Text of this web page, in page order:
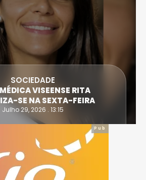
SOCIEDADE
VISEENSE RITA
SE NA SEXTA-FEIRA
Julho 29, 2026 . 13:15
Pub